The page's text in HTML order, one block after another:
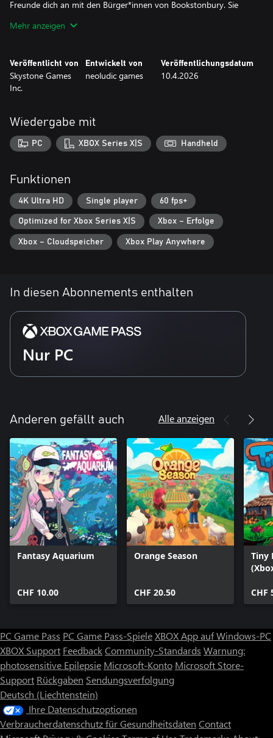
Freunde dich an mit den Bürger*innen von Bookstonbury. Sie
bald in ihre Herzen schließen :)
um die Lesegewohnheiten der Bewohner*innen zu bedienen, und
sieh zu, wie die Kundschaft herbeiströmt.
Meer und entdecke dessen Eigenheiten. Was hat es mit St.
Bookston auf sich? Und was ist damals wirklich an der Burg
Bookston passiert?
Buchladen.
Mehr anzeigen
Veröffentlicht von
Skystone Games
Inc.
Entwickelt von
neoludic games
Veröffentlichungsdatum
10.4.2026
Wiedergabe mit
PC XBOX Series X|S Handheld
Funktionen
4K Ultra HD Single player 60 fps+
Optimized for Xbox Series X|S Xbox – Erfolge
Xbox – Cloudspeicher Xbox Play Anywhere
In diesen Abonnements enthalten
Nur PC
Anderen gefällt auch Alle anzeigen
Fantasy Aquarium
CHF 10.00
Orange Season
CHF 20.50
Tiny
CHF
PC Game Pass PC Game Pass-SpieleXBOX App auf Windows-PC
XBOX Support FeedbackCommunity-Standards Warnung:
photosensitive Epilepsie Microsoft-Konto Microsoft Store-
Support Rückgaben Sendungsverfolgung
Deutsch (Liechtenstein)
Ihre Datenschutzoptionen
Verbraucherdatenschutz für Gesundheitsdaten Contact